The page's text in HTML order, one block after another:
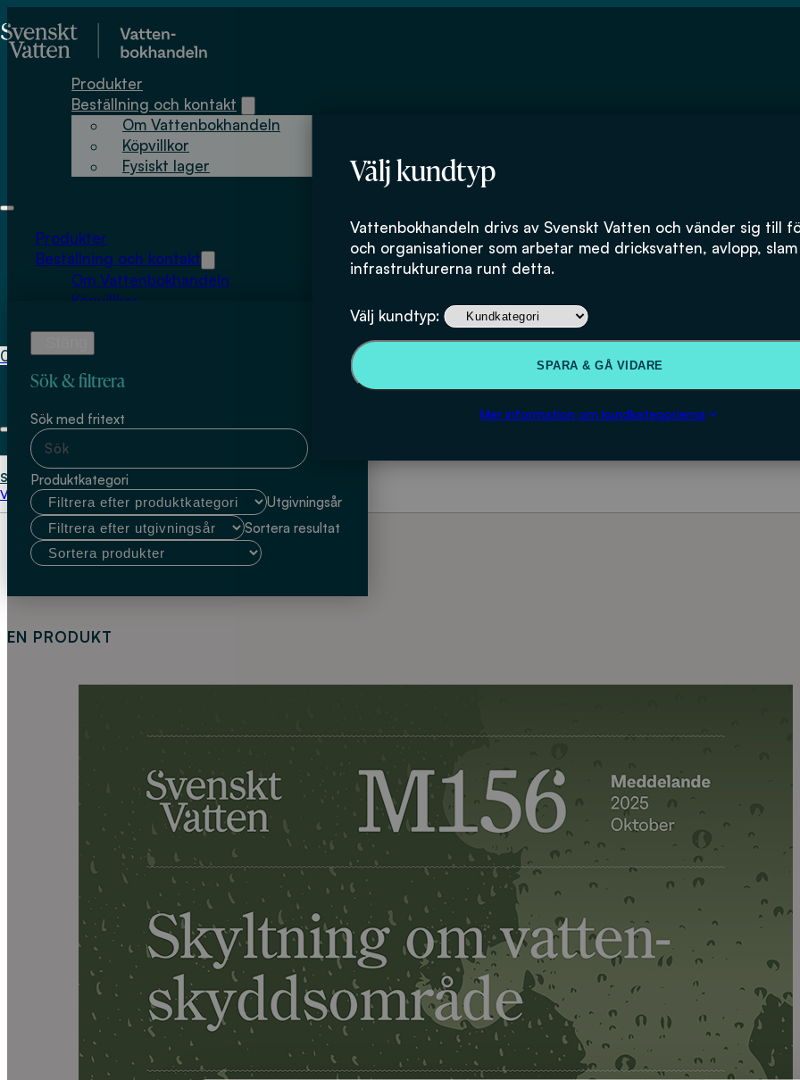
Välj kundtyp
Vattenbokhandeln drivs av Svenskt Vatten och vänder sig till
och organisationer som arbetar med dricksvatten, avlopp,
infrastrukturerna runt detta.
Välj kundtyp:
SPARA & GÅ VIDARE
Mer information om kundkategorierna
Produkter
Beställning och kontakt
Om Vattenbokhandeln
Köpvillkor
Fysiskt lager
Produkter
Beställning och kontakt
Om Vattenbokhandeln
Köpvillkor
0
kr
Inga produkter i varukorgen.
Start Emilia Norlin
Välj kundtyp
Emilia Norlin
Sök & filtrera
Sök med fritext
Produktkategori
Utgivningsår
Sortera resultat
EN PRODUKT